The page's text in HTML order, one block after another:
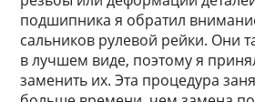
подшипника я обратил
сальников рулевой рейки. Они
в лучшем виде, поэтому я
заменить их. Эта процедура